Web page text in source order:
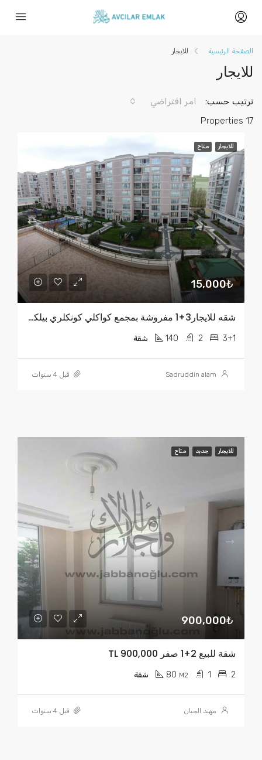
الصفحة الرئيسية للايجار
للايجار
17 Properties
ترتيب حسب: امر افتراضي
للايجار متاح
15,000₺
شقه للايجار3+1 مفروشة بمجمع كواكلي كونكلري بيلكدوزو
3+1
2
140 شقة
Sadruddin alam قبل 4 سنوات
للايجار جديد متاح
900,000₺
شقة للبيع 2+1 صفر TL 900,000
2
1
80 M2 شقة
مهند الجبان قبل 4 سنوات